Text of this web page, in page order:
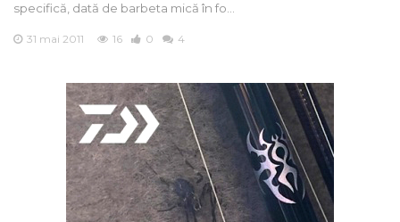
specifică, dată de barbeta mică în fo…
31 mai 2011 16 0 4